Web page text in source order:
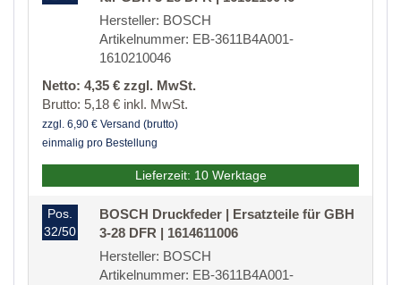
Hersteller: BOSCH
Artikelnummer: EB-3611B4A001-
1610210046
Netto: 4,35 € zzgl. MwSt.
Brutto: 5,18 € inkl. MwSt.
zzgl. 6,90 € Versand (brutto)
einmalig pro Bestellung
Lieferzeit: 10 Werktage
Pos.
32/50
BOSCH Druckfeder | Ersatzteile für GBH
3-28 DFR | 1614611006
Hersteller: BOSCH
Artikelnummer: EB-3611B4A001-